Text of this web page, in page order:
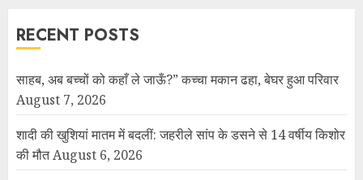
RECENT POSTS
साहब, अब बच्चों को कहाँ ले जाऊँ?” कच्चा मकान ढहा, बेघर हुआ परिवार
August 7, 2026
शादी की खुशियां मातम में बदलीं: जहरीले सांप के डसने से 14 वर्षीय किशोर
की मौतAugust 6, 2026